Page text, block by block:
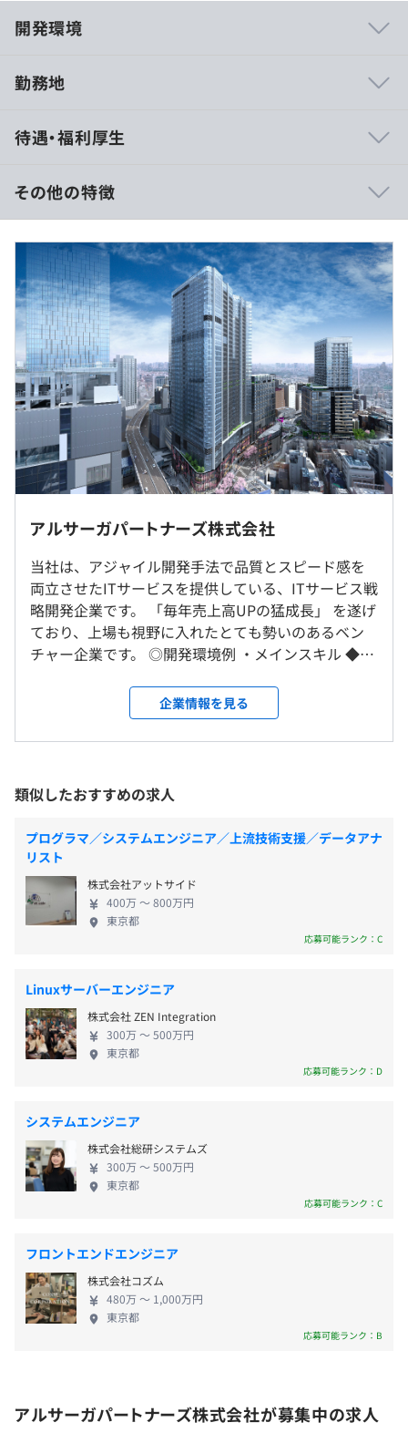
開発環境
ます。
・独立支援も行っているので、弊社で成長して巣立ってい
く方、ステップアップのベンチャーマインドをもっている
・勉強会参加制度
・必要書籍購入制度
相談の上、ご希望のマシンを支給いたします。
・個性豊かで自己成長への強い想いを持った社員が集まっ
ています。
・平均年齢が20代で若手社員が多く、アットホームで明
るい雰囲気です。
やったらやった分だけしっかり評価します。
案件ごとのプロジェクトチームに分かれ、ディレクターに
チーム運営予算が一任されるスタイルをとっています。
勤務地
＜雇入時＞
東京本社
＜変更範囲＞
変更なし
受動喫煙防止措置に関する事項
敷地内禁煙（喫煙場所あり）
渋谷駅徒歩3分！
待遇・福利厚生
※ご経験・スキルを考慮して決定いたします。
（※想定年収は年収提示額を保証するものではありません）
フレックスタイム制（※コアタイム11:00～17:00、実働8
時間/休憩1時間）
休憩時間：休憩60分 ※昼食時間は業務の都合により各々
平均残業時間：平均20-30時間／月
・完全週休2日制（土・日）
・祝日
・年末年始休暇
・給与改定 年1回
・賞与 あり（業績に応じて支給）
・交通費支給（上限3万円）
・住宅手当（渋谷に住むと、3万円の家賃補助制度が受け
・時間外手当（固定残業超過分を追加支給）
・必要書籍購入制度
・友達紹介制度
・服装自由（服装、ネイル、髪型自由です ）
賞与あり：業績に応じて
各種社会保険完備
（雇用保険・労災保険・健康保険・厚生年金保険）
その他の特徴
アルサーガパートナーズ株式会社
当社は、アジャイル開発手法で品質とスピード感を
両立させたITサービスを提供している、ITサービス戦
略開発企業です。 「毎年売上高UPの猛成長」 を遂げ
ており、上場も視野に入れたとても勢いのあるベン
チャー企業です。 ◎開発環境例 ・メインスキル ◆開
＞ TypeScript, JavaScript ◆フレームワーク：＜サ
ーバーサイド＞ Laravel ＜フロントエンド＞
React.js(Next.js), Vue.js(Nuxt.js) ◆インフラ：AWS,
Actions, CircleCI ・サブスキル ◆開発言語：Go,
Python, Java, Server Side Kotlin ◆フレームワー
ク：Gin, FastAPI, SpringBoot, Node.js ◆インフラ：
GCP, Firebase, Azure ◎当社の強み ・ワンストップ
型の下請け構造のない開発体制で、「適正コスト」
で提供し、「最高品質を最速で」を実現 ・コンサル
フェーズも含めた、ベンチャー企業のマインドでし
かできない領域開発をナショナルクライアントへ提
と低リスクでお客様の要望にお応えすることが可能
◎取引先（年商500億円以上の国内企業中心） ・シ
オノギ製薬株式会社 ・三菱地所グループ ・ＮＨＫ ・
みずほ証券株式会社 ・日鉄興和不動産株式会社 ・東
急不動産株式会社 ・株式会社エアトリ ・株式会社サ
ライブコマース ・医療系ライブチャット通信システ
ム ・loTデバイス制御アプリケーション ・リアルタ
イムストリーミング動画配信システム ・チャットボ
ット 医療・金融・保険・IoT・企業求人・新電力など
ドオピニオンサービス』 ・企業をAIで導くBIデータ
ベース『FalconDB』 ・ファイル管理アプリ
『CloudLink』
企業情報を見る
類似したおすすめの求人
プログラマ／システムエンジニア／上流技術支援／データアナ
リスト
株式会社アットサイド
400万 〜 800万円
東京都
応募可能ランク：C
Linuxサーバーエンジニア
株式会社 ZEN Integration
300万 〜 500万円
東京都
応募可能ランク：D
システムエンジニア
株式会社総研システムズ
300万 〜 500万円
東京都
応募可能ランク：C
フロントエンドエンジニア
株式会社コズム
480万 〜 1,000万円
東京都
応募可能ランク：B
アルサーガパートナーズ株式会社が募集中の求人